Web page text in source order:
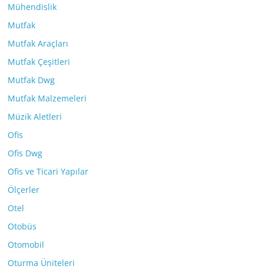
Mühendislik
Mutfak
Mutfak Araçları
Mutfak Çeşitleri
Mutfak Dwg
Mutfak Malzemeleri
Müzik Aletleri
Ofis
Ofis Dwg
Ofis ve Ticari Yapılar
Ölçerler
Otel
Otobüs
Otomobil
Oturma Üniteleri